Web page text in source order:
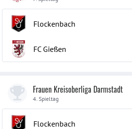
Flockenbach
FC Gießen
Frauen Kreisoberliga Darmstadt
4. Spieltag
Flockenbach